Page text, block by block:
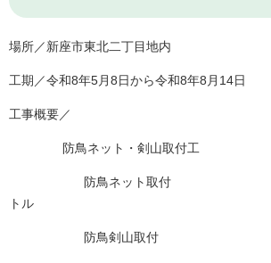
場所／新座市東北二丁目地内
工期／令和8年5月8日から令和8年8月14日
工事概要／
防鳥ネット・剣山取付工
防鳥ネット取付
トル
防鳥剣山取付 60